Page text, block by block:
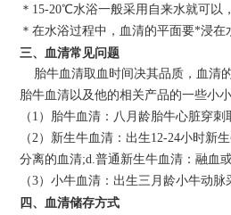
＊15-20℃水浴一般采用自来水就可以
＊在水浴过程中，血清的平面要*浸
三、血清常见问题
胎牛血清取血时间决其品质，血清
胎牛血清以及他的相关产品的一些小小
（1）胎牛血清：八月龄胎牛心脏穿刺
（2）新生牛血清：出生12-24小时新
分离的血清;d.普通新生牛血清：融血
（3）小牛血清：出生三月龄小牛动脉
四、血清储存方式